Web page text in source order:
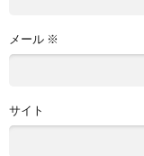
メール ※
サイト